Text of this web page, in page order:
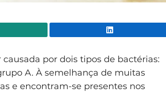
causada por dois tipos de bactérias:
A. À semelhança de muitas
e encontram-se presentes nos